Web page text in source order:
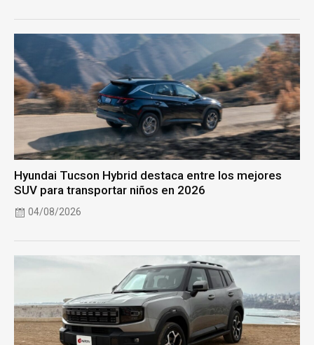
Hyundai Tucson Hybrid destaca entre los mejores
SUV para transportar niños en 2026
04/08/2026